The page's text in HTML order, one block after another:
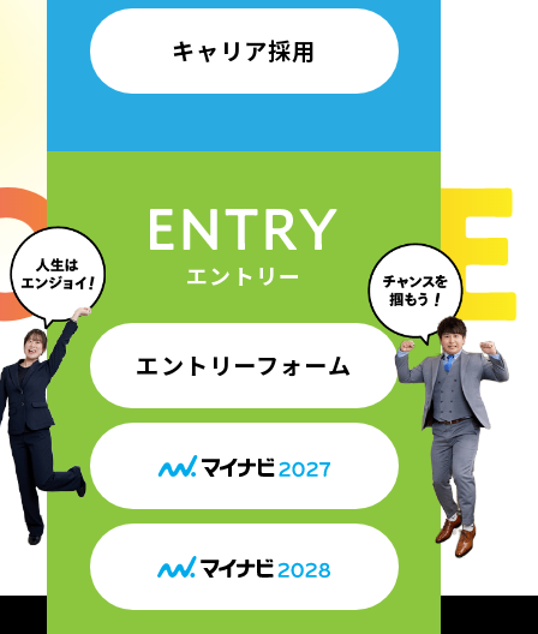
キャリア採用
エントリー
エントリーフォーム